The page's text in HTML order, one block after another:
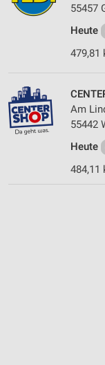
55457
Heute
479,81
Am
55442
Heute
484,11